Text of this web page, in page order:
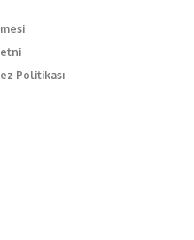
Politikası
Sok. No3/A Kadıköy İstanbul